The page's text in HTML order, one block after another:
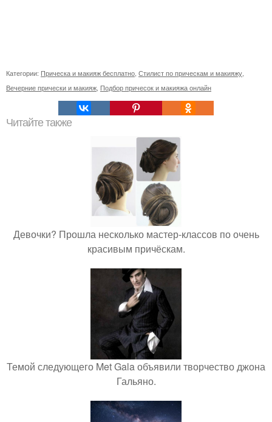
Категории: Прическа и макияж бесплатно Стилист по прическам и макияжу
Вечерние прически и макияж Подбор причесок и макияжа онлайн
Читайте также
Девочки? Прошла несколько мастер-классов по очень
красивым причёскам.
Темой следующего Met Gala объявили творчество джона
Гальяно.